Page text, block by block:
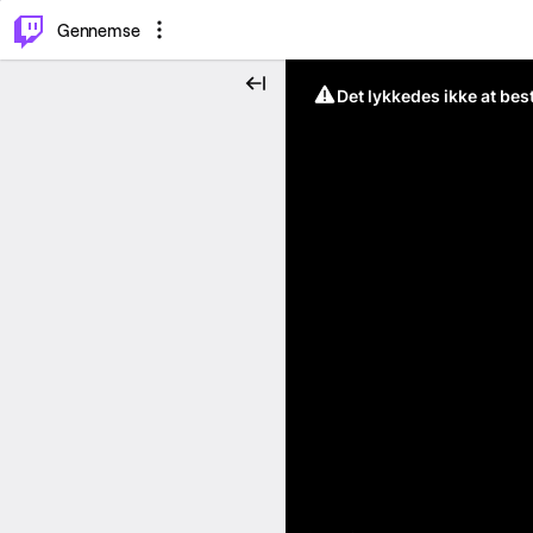
Gennemse
Det lykkedes ikke at